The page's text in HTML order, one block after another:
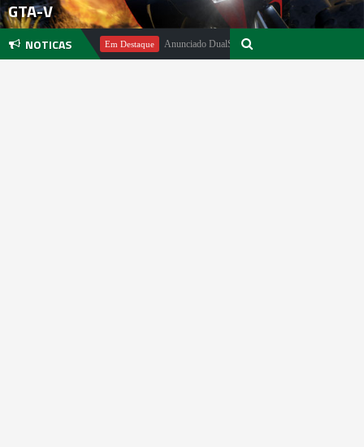
GTA-V
NOTICAS
Pachter Em Destaque Anunciado DualSense The Last of Us Limited Edition